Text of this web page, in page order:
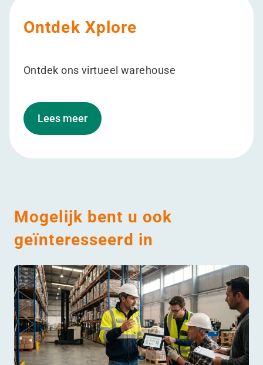
Ontdek Xplore
Ontdek ons virtueel warehouse
Lees meer
Mogelijk bent u ook
geïnteresseerd in